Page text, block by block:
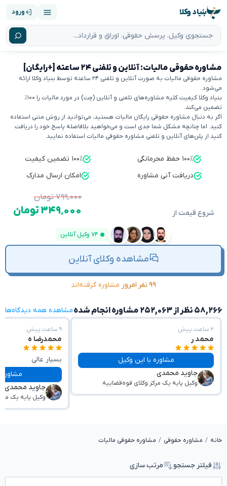
بنیاد وکلا ورود
مشاوره حقوقی مالیات: آنلاین و تلفنی ۲۴ ساعته [+رایگان]
مشاوره حقوقی مالیات به صورت آنلاین و تلفنی ۲۴ ساعته توسط بنیاد وکلا ارائه
می‌شود.
بنیاد وکلا کیفیت کلیه مشاوره‌های تلفنی و آنلاین (چت) در مورد مالیات را ۱۰۰٪
تضمین می‌کند.
اگر به دنبال مشاوره حقوقی رایگان مالیات هستید، می‌توانید از روش متنی استفاده
کنید. اما چنانچه مشکل شما جدی است و می‌خواهید بلافاصله پاسخ خود را دریافت
کنید از پلن‌های آنلاین و تلفنی مشاوره حقوقی مالیات استفاده نمایید.
۱۰۰٪ حفظ محرمانگی
۱۰۰٪ تضمین کیفیت
دریافت آنی مشاوره
امکان ارسال مدارک
شروع قیمت از
۷۹۹٬۰۰۰ تومان
۳۴۹٬۰۰۰ تومان
۷۴ وکیل آنلاین
مشاهده وکلای آنلاین
۹۹ نفر امروز مشاوره گرفته‌اند
۵۸,۲۶۶ نظر از ۲۵۲,۰۶۳ مشاوره انجام شده مشاهده همه دیدگاه‌ها
۲ ساعت پیش
محمد ر
مشاوره با این وکیل
جاوید محمدی
وکیل پایه یک مرکز وکلای قوه‌قضاییه
۹ ساعت پیش
محمدرضا ه
بسیار عالی
با حوصله و صبوری
مشاوره با این
جاوید محمدی
وکیل پایه یک
خانه مشاوره حقوقی مشاوره حقوقی مالیات
فیلتر جستجو مرتب سازی